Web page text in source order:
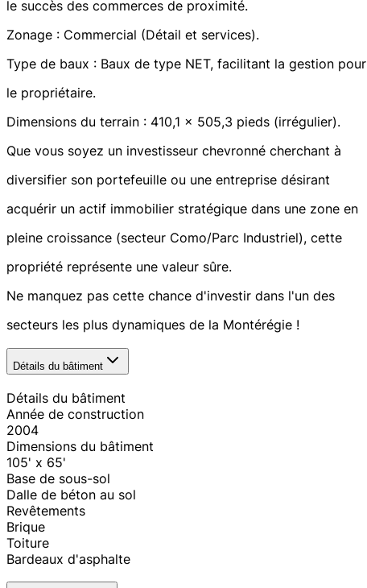
le succès des commerces de proximité.
Zonage : Commercial (Détail et services).
Type de baux : Baux de type NET, facilitant la gestion pour
le propriétaire.
Dimensions du terrain : 410,1 x 505,3 pieds (irrégulier).
Que vous soyez un investisseur chevronné cherchant à
diversifier son portefeuille ou une entreprise désirant
acquérir un actif immobilier stratégique dans une zone en
pleine croissance (secteur Como/Parc Industriel), cette
propriété représente une valeur sûre.
Ne manquez pas cette chance d'investir dans l'un des
secteurs les plus dynamiques de la Montérégie !
Détails du bâtiment
Détails du bâtiment
Année de construction
2004
Dimensions du bâtiment
105' x 65'
Base de sous-sol
Dalle de béton au sol
Revêtements
Brique
Toiture
Bardeaux d'asphalte